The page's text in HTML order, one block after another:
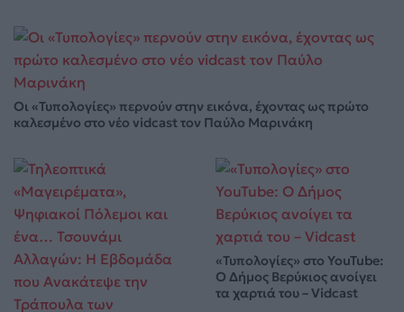
Οι «Τυπολογίες» περνούν στην εικόνα, έχοντας ως πρώτο
καλεσμένο στο νέο vidcast τον Παύλο Μαρινάκη
«Τυπολογίες» στο YouTube:
Ο Δήμος Βερύκιος ανοίγει
τα χαρτιά του – Vidcast